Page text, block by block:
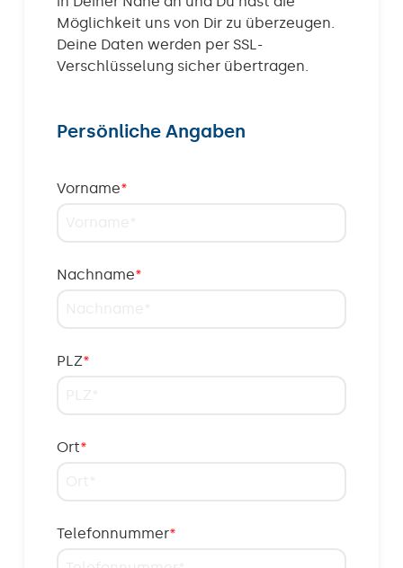
Möglichkeit uns von Dir zu überzeugen.
Deine Daten werden per SSL-
Verschlüsselung sicher übertragen.
Persönliche Angaben
Vorname*
Nachname*
PLZ*
Ort*
Telefonnummer*